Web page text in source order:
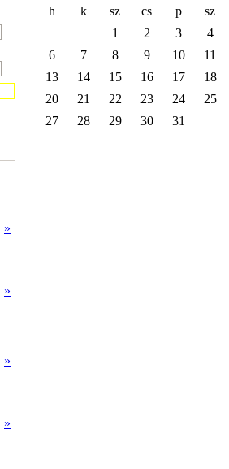
»
»
»
»
h
k sz cs p
sz
1
2 3
4
6
7 8 9 10
11
13
14 15 16 17
18
20
21 22 23 24
25
27
28 29 30 31